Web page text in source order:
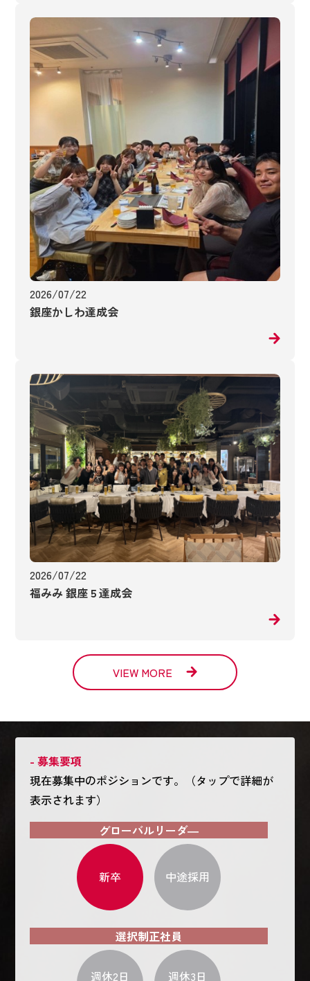
2026/07/22
銀座かしわ達成会
2026/07/22
福みみ 銀座５達成会
VIEW MORE
- 募集要項
現在募集中のポジションです。（タップで詳細が
表示されます）
グローバルリーダ―
新卒 中途採用
選択制正社員
週休2日 週休3日